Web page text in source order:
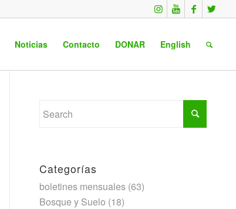
Noticias Contacto DONAR English
Categorías
boletines mensuales (63)
Bosque y Suelo (18)